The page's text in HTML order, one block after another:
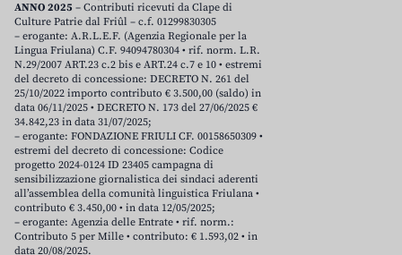
ANNO 2025 – Contributi ricevuti da Clape di
Culture Patrie dal Friûl – c.f. 01299830305
– erogante: A.R.L.E.F. (Agenzia Regionale per la
Lingua Friulana) C.F. 94094780304 • rif. norm. L.R.
N.29/2007 ART.23 c.2 bis e ART.24 c.7 e 10 • estremi
del decreto di concessione: DECRETO N. 261 del
25/10/2022 importo contributo € 3.500,00 (saldo) in
data 06/11/2025 • DECRETO N. 173 del 27/06/2025 €
34.842,23 in data 31/07/2025;
– erogante: FONDAZIONE FRIULI CF. 00158650309 •
estremi del decreto di concessione: Codice
progetto 2024-0124 ID 23405 campagna di
sensibilizzazione giornalistica dei sindaci aderenti
all’assemblea della comunità linguistica Friulana •
contributo € 3.450,00 • in data 12/05/2025;
– erogante: Agenzia delle Entrate • rif. norm.:
Contributo 5 per Mille • contributo: € 1.593,02 • in
data 20/08/2025.